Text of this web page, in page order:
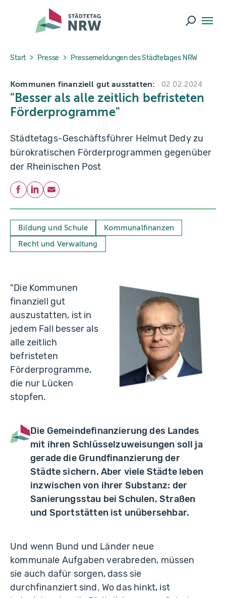
Skip to main navigation
Skip to main content
Skip to page footer
Suche
You are here:
Start Presse Pressemeldungen des Städtetages NRW
Kommunen finanziell gut ausstatten: 02.02.2024
"Besser als alle zeitlich befristeten
Förderprogramme"
Städtetags-Geschäftsführer Helmut Dedy zu
bürokratischen Förderprogrammen gegenüber
der Rheinischen Post
Teilen
Facebook
LinkedIn
E-Mail
Bildung und Schule
Kommunalfinanzen
Recht und Verwaltung
"Die Kommunen
finanziell gut
auszustatten, ist in
jedem Fall besser als
alle zeitlich
befristeten
Förderprogramme,
die nur Lücken
stopfen.
Die Gemeindefinanzierung des Landes
mit ihren Schlüsselzuweisungen soll ja
gerade die Grundfinanzierung der
Städte sichern. Aber viele Städte leben
inzwischen von ihrer Substanz: der
Sanierungsstau bei Schulen, Straßen
und Sportstätten ist unübersehbar.
Und wenn Bund und Länder neue
kommunale Aufgaben verabreden, müssen
sie auch dafür sorgen, dass sie
durchfinanziert sind. Wo das hinkt, ist